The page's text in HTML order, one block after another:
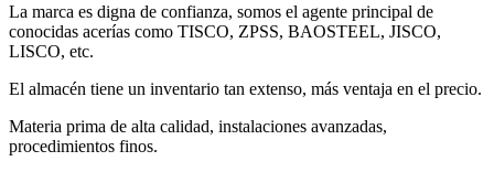
La marca es digna de confianza, somos el agente principal de
conocidas acerías como TISCO, ZPSS, BAOSTEEL, JISCO,
LISCO, etc.
El almacén tiene un inventario tan extenso, más ventaja en el precio.
Materia prima de alta calidad, instalaciones avanzadas,
procedimientos finos.